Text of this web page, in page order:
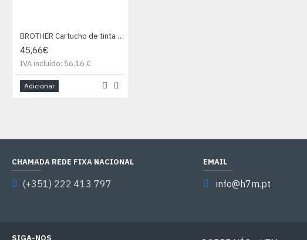
BROTHER Cartucho de tinta Negro MFCJ6925DW a super larga duracion
45,66€
IVA incluído: 56,16 €
Adicionar
CHAMADA REDE FIXA NACIONAL
(+351) 222 413 797
EMAIL
info@h7m.pt